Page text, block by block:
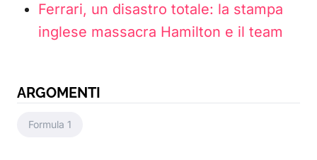
Ferrari, un disastro totale: la stampa
inglese massacra Hamilton e il team
ARGOMENTI
Formula 1